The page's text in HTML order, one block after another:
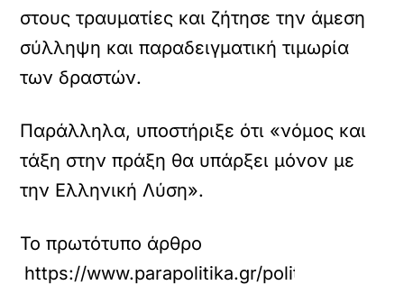
στους τραυματίες και ζήτησε την άμεση
σύλληψη και παραδειγματική τιμωρία
των δραστών.
Παράλληλα, υποστήριξε ότι «νόμος και
τάξη στην πράξη θα υπάρξει μόνον με
την Ελληνική Λύση».
Το πρωτότυπο άρθρο
https://www.parapolitika.gr/politiki/article/